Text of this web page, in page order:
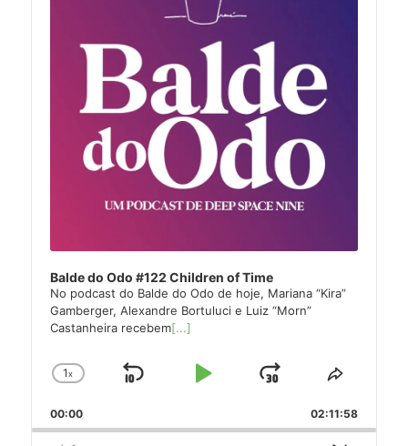
Balde do Odo #122 Children of Time
No podcast do Balde do Odo de hoje, Mariana “Kira”
Gamberger, Alexandre Bortuluci e Luiz “Morn”
Castanheira recebem[...]
Change
Rate
1x
Skip
Play
Jump
Forward
Share
Episode
00:00 02:11:58